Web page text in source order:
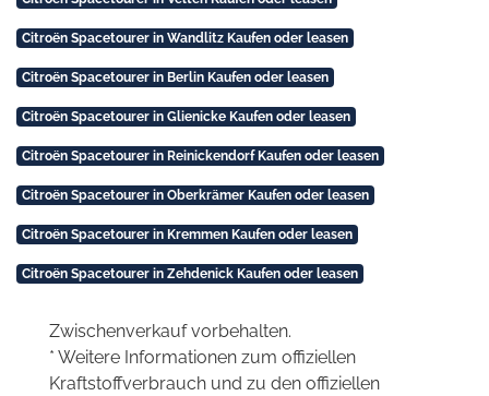
Citroën Spacetourer in Wandlitz Kaufen oder leasen
Citroën Spacetourer in Berlin Kaufen oder leasen
Citroën Spacetourer in Glienicke Kaufen oder leasen
Citroën Spacetourer in Reinickendorf Kaufen oder leasen
Citroën Spacetourer in Oberkrämer Kaufen oder leasen
Citroën Spacetourer in Kremmen Kaufen oder leasen
Citroën Spacetourer in Zehdenick Kaufen oder leasen
Zwischenverkauf vorbehalten.
* Weitere Informationen zum offiziellen
Kraftstoffverbrauch und zu den offiziellen